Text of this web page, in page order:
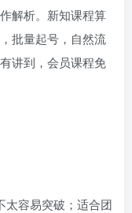
太容易突破；适合团